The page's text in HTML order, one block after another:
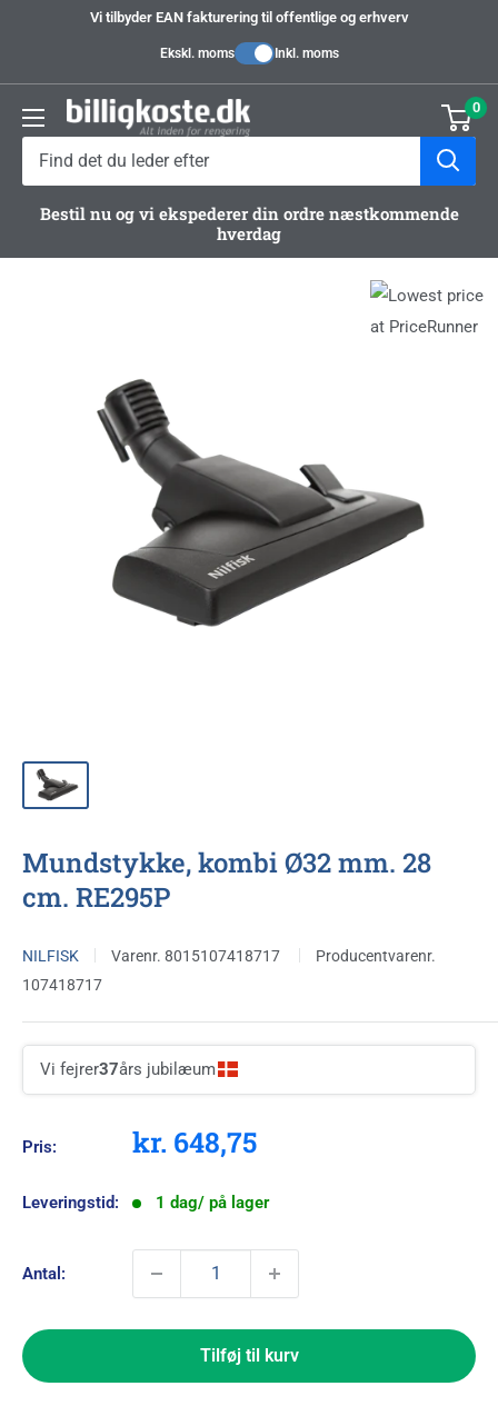
Vi tilbyder EAN fakturering til offentlige og erhverv
Ekskl. moms Inkl. moms
Billigkoste.dk 0
Bestil nu og vi ekspederer din ordre næstkommende
hverdag
Mundstykke, kombi Ø32 mm. 28
cm. RE295P
NILFISK Varenr. 8015107418717
Producentvarenr.
107418717
Vi fejrer37års jubilæum
Pris: Kampagnepris
kr. 648,75
Leveringstid: 1 dag/ på lager
Antal:
Tilføj til kurv